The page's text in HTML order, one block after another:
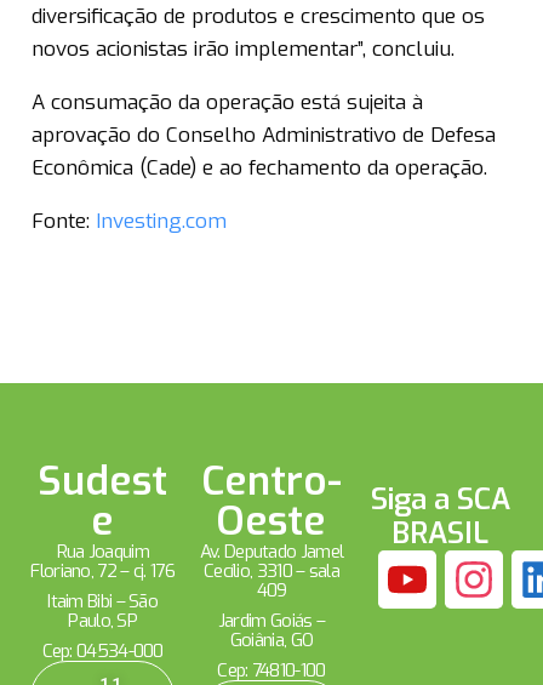
diversificação de produtos e crescimento que os
novos acionistas irão implementar”, concluiu.
A consumação da operação está sujeita à
aprovação do Conselho Administrativo de Defesa
Econômica (Cade) e ao fechamento da operação.
Fonte: Investing.com
Sudest
e
Rua Joaquim
Floriano, 72 – cj. 176
Itaim Bibi – São
Paulo, SP
Cep: 04534-000
Centro-
Oeste
Av. Deputado Jamel
Cecílio, 3310 – sala
409
Jardim Goiás –
Goiânia, GO
Cep: 74810-100
Siga a SCA
BRASIL